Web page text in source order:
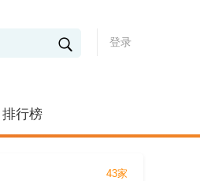
登录
排行榜
43家